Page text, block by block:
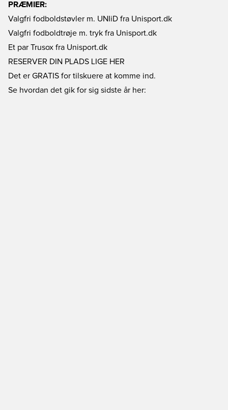
PRÆMIER:
Valgfri fodboldstøvler m. UNIiD fra Unisport.dk
Valgfri fodboldtrøje m. tryk fra Unisport.dk
Et par Trusox fra Unisport.dk
RESERVER DIN PLADS LIGE HER
Det er GRATIS for tilskuere at komme ind.
Se hvordan det gik for sig sidste år her: